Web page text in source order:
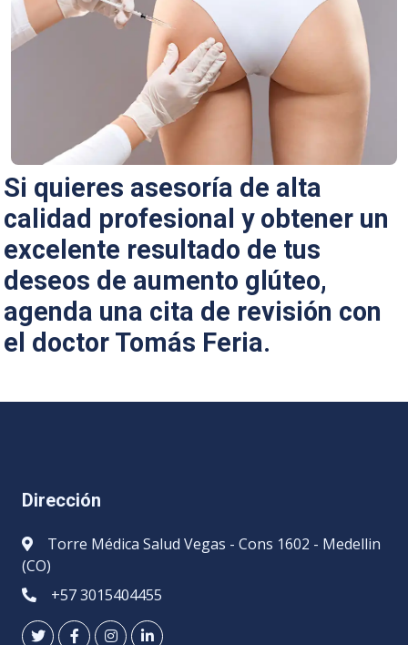
Si quieres asesoría de alta
calidad profesional y obtener un
excelente resultado de tus
deseos de aumento glúteo,
agenda una cita de revisión con
el doctor Tomás Feria.
Dirección
Torre Médica Salud Vegas - Cons 1602 - Medellin
(CO)
+57 3015404455